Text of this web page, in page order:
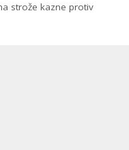
strože kazne protiv